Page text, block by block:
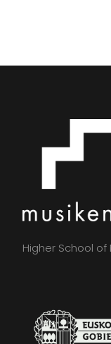
Higher School